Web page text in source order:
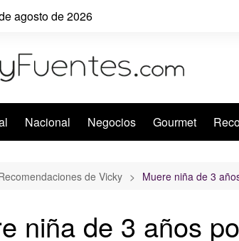
agosto de 2026
Nacional Negocios Gourmet
de Vicky Muere niña de 3
niña de 3 años